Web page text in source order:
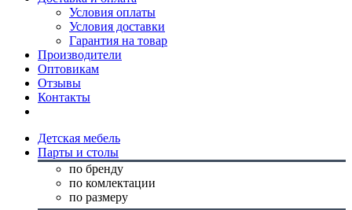
Условия оплаты
Условия доставки
Гарантия на товар
Производители
Оптовикам
Отзывы
Контакты
Детская мебель
Парты и столы
по бренду
по комлектации
по размеру